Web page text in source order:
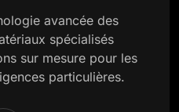
avancée des
spécialisés
sur mesure pour les
particulières.